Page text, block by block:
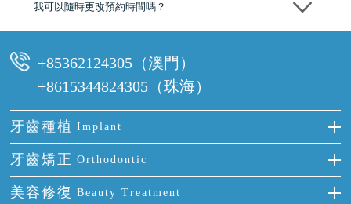
我可以隨時更改預約時間嗎？
可以，請盡早通過wechat或whatsapp聯絡我們，告知我們你原本預約的
+85362124305（澳門）
+8615344824305（珠海）
牙齒種植 Implant
種牙
單顆牙缺失
牙齒矯正 Orthodontic
隱形箍牙
美容修復 Beauty Treatment